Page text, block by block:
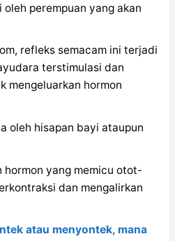
perempuan yang akan
refleks semacam ini terjadi
terstimulasi dan
mengeluarkan hormon
oleh hisapan bayi ataupun
yang memicu otot-
dan mengalirkan
atau menyontek, mana